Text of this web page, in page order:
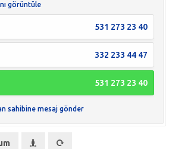
görüntüle
531 273 23 40
332 233 44 47
531 273 23 40
sahibine mesaj gönder